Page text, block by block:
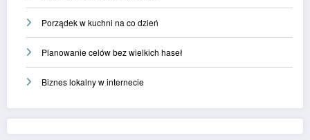
Porządek w kuchni na co dzień
Planowanie celów bez wielkich haseł
Biznes lokalny w internecie